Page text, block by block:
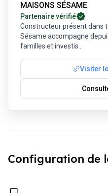
MAISONS SÉSAME
Partenaire vérifié
Constructeur présent dans
Sésame accompagne
familles et investis
Visiter
Configuration de